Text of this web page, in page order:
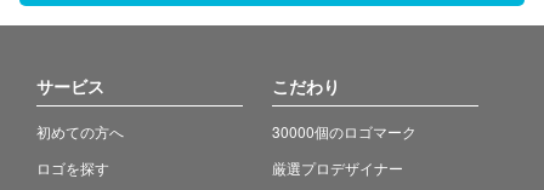
サービス
初めての方へ
ロゴを探す
こだわり
30000個のロゴマーク
厳選プロデザイナー